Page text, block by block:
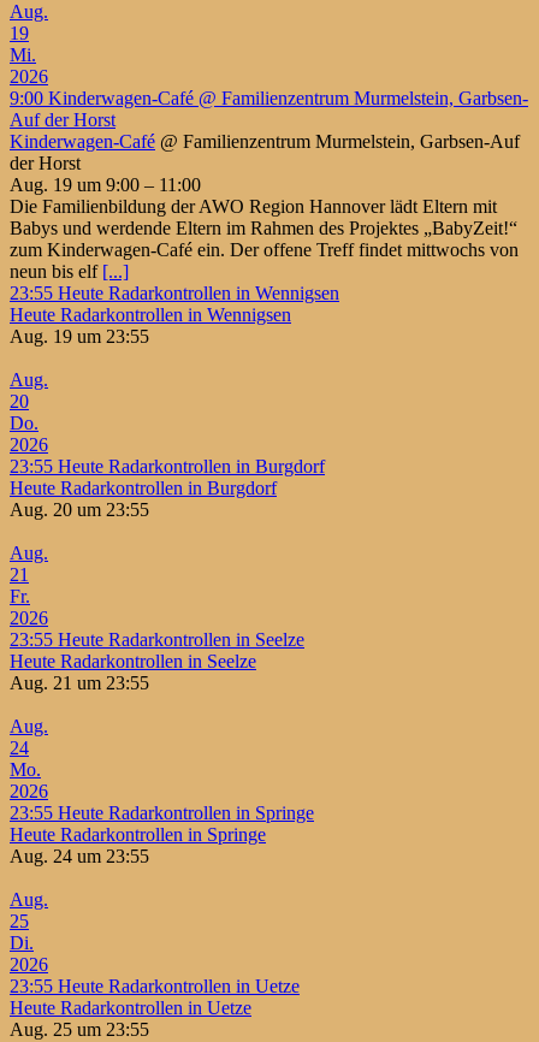
Aug.
19
Mi.
2026
9:00 Kinderwagen-Café @ Familienzentrum Murmelstein, Garbsen-
Auf der Horst
Kinderwagen-Café @ Familienzentrum Murmelstein, Garbsen-Auf
der Horst
Aug. 19 um 9:00 – 11:00
Die Familienbildung der AWO Region Hannover lädt Eltern mit
Babys und werdende Eltern im Rahmen des Projektes „BabyZeit!“
zum Kinderwagen-Café ein. Der offene Treff findet mittwochs von
neun bis elf [...]
23:55 Heute Radarkontrollen in Wennigsen
Heute Radarkontrollen in Wennigsen
Aug. 19 um 23:55
Aug.
20
Do.
2026
23:55 Heute Radarkontrollen in Burgdorf
Heute Radarkontrollen in Burgdorf
Aug. 20 um 23:55
Aug.
21
Fr.
2026
23:55 Heute Radarkontrollen in Seelze
Heute Radarkontrollen in Seelze
Aug. 21 um 23:55
Aug.
24
Mo.
2026
23:55 Heute Radarkontrollen in Springe
Heute Radarkontrollen in Springe
Aug. 24 um 23:55
Aug.
25
Di.
2026
23:55 Heute Radarkontrollen in Uetze
Heute Radarkontrollen in Uetze
Aug. 25 um 23:55